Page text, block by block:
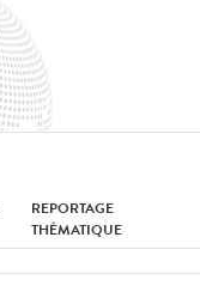
REPORTAGE
THÉMATIQUE